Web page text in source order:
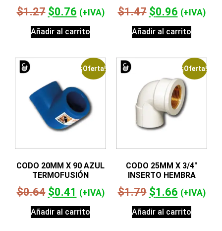
$1.27 $0.76 (+IVA)
Añadir al carrito
$1.47 $0.96 (+IVA)
Añadir al carrito
¡Oferta!
CODO 20MM X 90 AZUL
TERMOFUSIÓN
$0.64 $0.41 (+IVA)
Añadir al carrito
¡Oferta!
CODO 25MM X 3/4″
INSERTO HEMBRA
$1.79 $1.66 (+IVA)
Añadir al carrito